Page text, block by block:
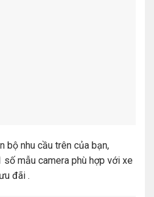
bộ nhu cầu trên của bạn,
mẫu camera phù hợp với xe
đãi .